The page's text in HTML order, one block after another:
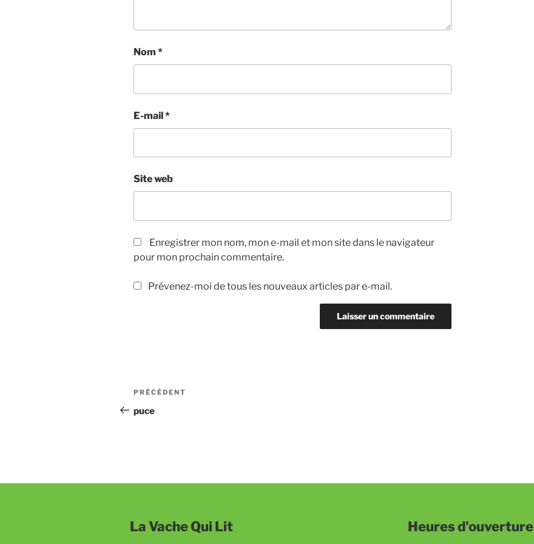
Nom *
E-mail*
Site web
Enregistrer mon nom, mon e-mail et mon site dans le navigateur
pour mon prochain commentaire.
Prévenez-moi de tous les nouveaux articles par e-mail.
Navigation
de
Article
précédent
PRÉCÉDENT
puce
La Vache Qui Lit Heures d'ouverture